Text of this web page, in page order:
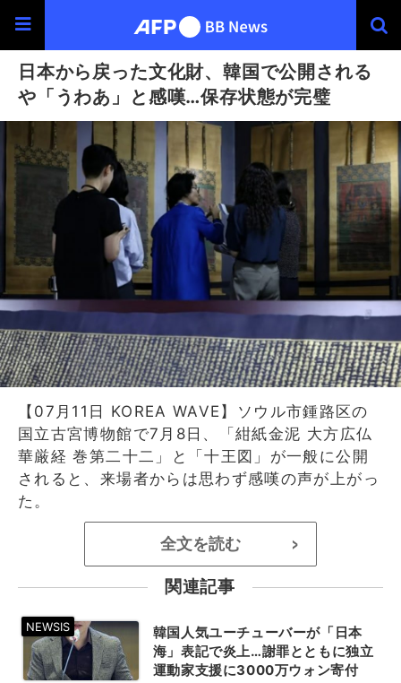
日本から戻った文化財、韓国で公開される
や「うわあ」と感嘆…保存状態が完璧
【07月11日 KOREA WAVE】ソウル市鍾路区の
国立古宮博物館で7月8日、「紺紙金泥 大方広仏
華厳経 巻第二十二」と「十王図」が一般に公開
されると、来場者からは思わず感嘆の声が上がっ
た。
全文を読む >
関連記事
韓国人気ユーチューバーが「日本
海」表記で炎上…謝罪とともに独立
運動家支援に3000万ウォン寄付